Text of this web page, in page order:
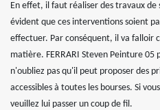
En effet, il faut réaliser des travaux de
évident que ces interventions soient
effectuer. Par conséquent, il va falloir
matière. FERRARI Steven Peinture 05
n'oubliez pas qu'il peut proposer des
accessibles à toutes les bourses. Si
veuillez lui passer un coup de fil.